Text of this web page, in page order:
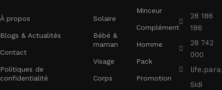
À propos
Blogs & Actualités
Contact
Politiques de
confidentialité
Solaire
Bébé &
maman
Visage
Corps
Minceur
Complément
Homme
Pack
Promotion
28 186
186
28 742
000
Sidi